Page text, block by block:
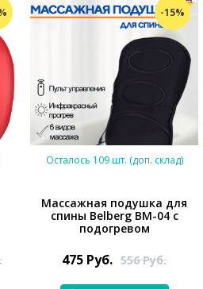
-15%
Осталось 109 шт. (доп. склад)
Массажная подушка для
спины Belberg BM-04 с
подогревом
475 Руб. 556Руб.